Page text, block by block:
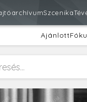
Szcenika
Ajánlott